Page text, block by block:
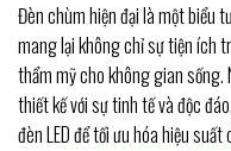
Đèn chùm hiện đại là một biểu
mang lại không chỉ sự tiện ích
thẩm mỹ cho không gian
thiết kế với sự tinh tế và độc
đèn LED để tối ưu hóa hiệu